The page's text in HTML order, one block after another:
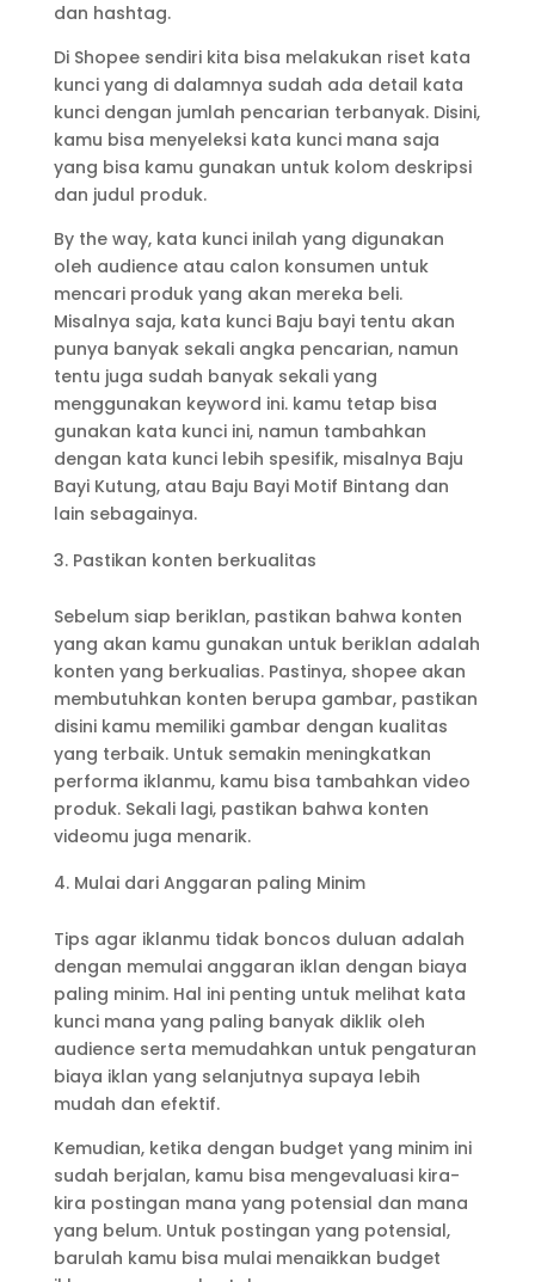
dan hashtag.
Di Shopee sendiri kita bisa melakukan riset kata
kunci yang di dalamnya sudah ada detail kata
kunci dengan jumlah pencarian terbanyak. Disini,
kamu bisa menyeleksi kata kunci mana saja
yang bisa kamu gunakan untuk kolom deskripsi
dan judul produk.
By the way, kata kunci inilah yang digunakan
oleh audience atau calon konsumen untuk
mencari produk yang akan mereka beli.
Misalnya saja, kata kunci Baju bayi tentu akan
punya banyak sekali angka pencarian, namun
tentu juga sudah banyak sekali yang
menggunakan keyword ini. kamu tetap bisa
gunakan kata kunci ini, namun tambahkan
dengan kata kunci lebih spesifik, misalnya Baju
Bayi Kutung, atau Baju Bayi Motif Bintang dan
lain sebagainya.
Pastikan konten berkualitas
Sebelum siap beriklan, pastikan bahwa konten
yang akan kamu gunakan untuk beriklan adalah
konten yang berkualias. Pastinya, shopee akan
membutuhkan konten berupa gambar, pastikan
disini kamu memiliki gambar dengan kualitas
yang terbaik. Untuk semakin meningkatkan
performa iklanmu, kamu bisa tambahkan video
produk. Sekali lagi, pastikan bahwa konten
videomu juga menarik.
Mulai dari Anggaran paling Minim
Tips agar iklanmu tidak boncos duluan adalah
dengan memulai anggaran iklan dengan biaya
paling minim. Hal ini penting untuk melihat kata
kunci mana yang paling banyak diklik oleh
audience serta memudahkan untuk pengaturan
biaya iklan yang selanjutnya supaya lebih
mudah dan efektif.
Kemudian, ketika dengan budget yang minim ini
sudah berjalan, kamu bisa mengevaluasi kira-
kira postingan mana yang potensial dan mana
yang belum. Untuk postingan yang potensial,
barulah kamu bisa mulai menaikkan budget